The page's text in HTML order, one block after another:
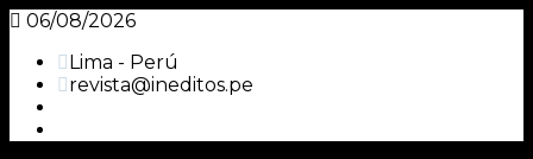
06/08/2026
Lima - Perú
revista@ineditos.pe